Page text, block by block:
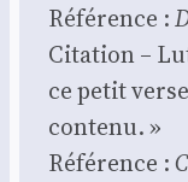
Réfé­rence :
Cita­tion –
ce petit
conte­nu. »
Réfé­rence :